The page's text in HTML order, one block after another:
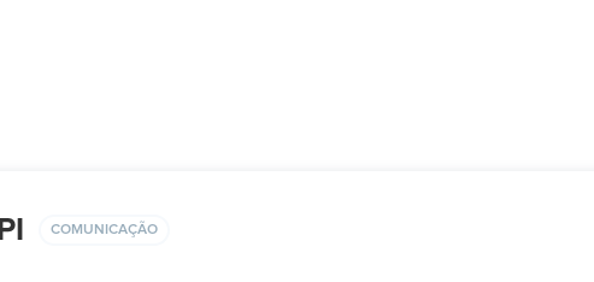
COMUNICAÇÃO